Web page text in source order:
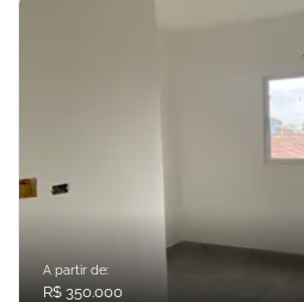
A partir de:
R$ 350.000